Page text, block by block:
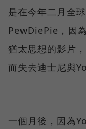
是在今年二月全
PewDiePie，因
猶太思想的影片
而失去迪士尼與
一個月後，因為